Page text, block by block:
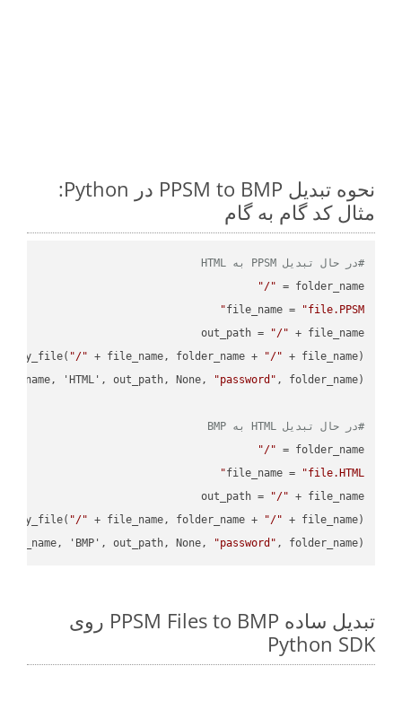
نحوه تبدیل PPSM to BMP در Python:
مثال کد گام به گام
#در حال تبدیل PPSM به HTML
folder_name =
"/"
file_name =
"file.PPSM"
out_path =
"/"
"/" + file_name, folder_name +
"/"
'HTML', out_path, None,
"password"
#در حال تبدیل HTML به BMP
folder_name =
"/"
file_name =
"file.HTML"
out_path =
"/"
"/" + file_name, folder_name +
"/"
'BMP', out_path, None,
"password" , folder_name)
تبدیل ساده PPSM Files to BMP روی
Python SDK